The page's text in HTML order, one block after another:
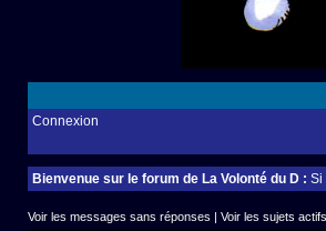
Connexion
Bienvenue sur le forum de La Volonté du D : Si
Voir les messages sans réponses | Voir les sujets actifs